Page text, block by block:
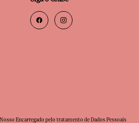
Encarregado pelo tratamento de Dados Pessoais